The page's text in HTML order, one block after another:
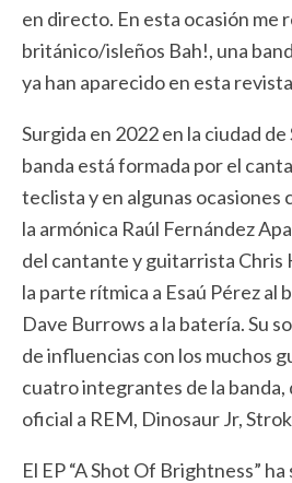
en directo. En esta ocasión me
británico/isleños Bah!, una
ya han aparecido en esta
Surgida en 2022 en la ciudad de
banda está formada por el
teclista y en algunas ocasiones
la armónica Raúl Fernández
del cantante y guitarrista Chris
la parte rítmica a Esaú Pérez al
Dave Burrows a la batería. Su
de influencias con los muchos
cuatro integrantes de la banda,
oficial a REM, Dinosaur Jr,
El EP “A Shot Of Brightness”